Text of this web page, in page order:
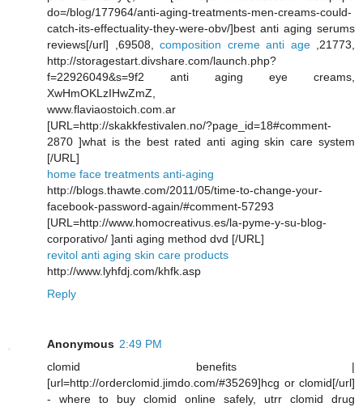
do=/blog/177964/anti-aging-treatments-men-creams-could-
catch-its-effectuality-they-were-obv/]best anti aging serums
reviews[/url] ,69508, composition creme anti age,21773,
http://storagestart.divshare.com/launch.php?
f=22926049&s=9f2 anti aging eye creams,
XwHmOKLzIHwZmZ,
www.flaviaostoich.com.ar
[URL=http://skakkfestivalen.no/?page_id=18#comment-
2870 ]what is the best rated anti aging skin care system
[/URL]
home face treatments anti-aging
http://blogs.thawte.com/2011/05/time-to-change-your-
facebook-password-again/#comment-57293
[URL=http://www.homocreativus.es/la-pyme-y-su-blog-
corporativo/ ]anti aging method dvd [/URL]
revitol anti aging skin care products
http://www.lyhfdj.com/khfk.asp
Reply
Anonymous 2:49 PM
clomid benefits |
[url=http://orderclomid.jimdo.com/#35269]hcg or clomid[/url]
- where to buy clomid online safely, utrr clomid drug